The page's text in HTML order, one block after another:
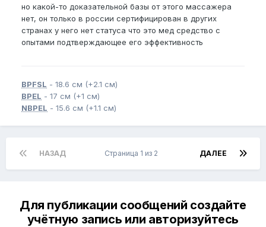
но какой-то доказательной базы от этого массажера
нет, он только в россии сертифицирован в других
странах у него нет статуса что это мед средство с
опытами подтверждающее его эффективность
BPFSL - 18.6 см (+2.1 см)
BPEL - 17 см (+1 см)
NBPEL - 15.6 см (+1.1 см)
НАЗАД ДАЛЕЕ
Страница 1 из 2
Для публикации сообщений создайте
учётную запись или авторизуйтесь